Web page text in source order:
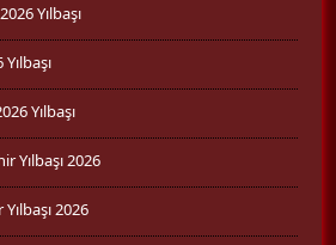
Yılbaşı
Yılbaşı
Yılbaşı 2026
2026